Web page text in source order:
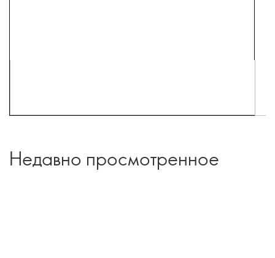
Недавно просмотренное